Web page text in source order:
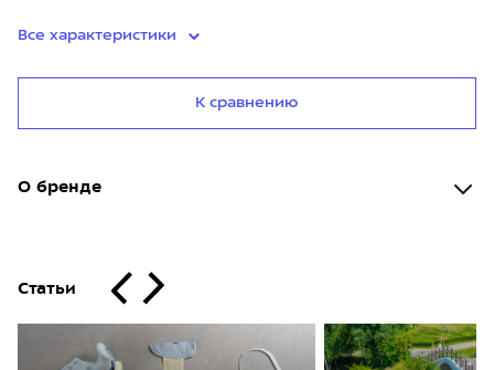
Все характеристики
К сравнению
О бренде
Статьи